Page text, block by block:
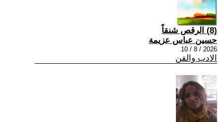
(8) الرقص شنقاً
حسين عباس عزيمة
2026 / 8 / 10
الادب والفن